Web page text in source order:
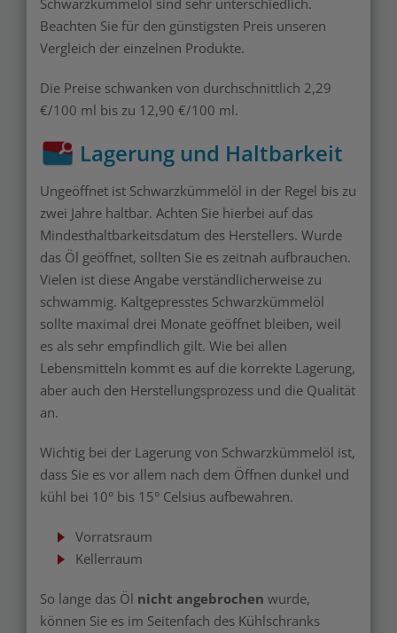
Schwarzkümmelöl sind sehr unterschiedlich.
Beachten Sie für den günstigsten Preis unseren
Vergleich der einzelnen Produkte.
Die Preise schwanken von durchschnittlich 2,29
€/100 ml bis zu 12,90 €/100 ml.
Lagerung und Haltbarkeit
Ungeöffnet ist Schwarzkümmelöl in der Regel bis zu
zwei Jahre haltbar. Achten Sie hierbei auf das
Mindesthaltbarkeitsdatum des Herstellers. Wurde
das Öl geöffnet, sollten Sie es zeitnah aufbrauchen.
Vielen ist diese Angabe verständlicherweise zu
schwammig. Kaltgepresstes Schwarzkümmelöl
sollte maximal drei Monate geöffnet bleiben, weil
es als sehr empfindlich gilt. Wie bei allen
Lebensmitteln kommt es auf die korrekte Lagerung,
aber auch den Herstellungsprozess und die Qualität
an.
Wichtig bei der Lagerung von Schwarzkümmelöl ist,
dass Sie es vor allem nach dem Öffnen dunkel und
kühl bei 10° bis 15° Celsius aufbewahren.
Vorratsraum
Kellerraum
So lange das Öl nicht angebrochen wurde,
können Sie es im Seitenfach des Kühlschranks